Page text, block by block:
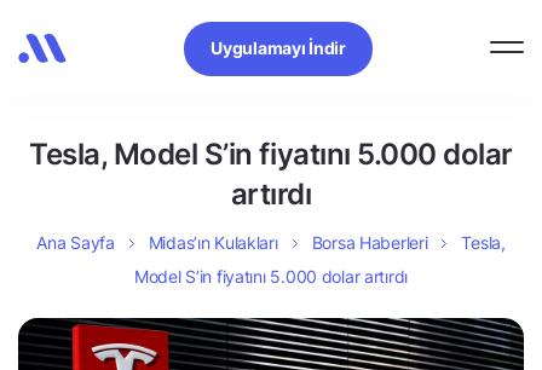
Uygulamayı İndir
Tesla, Model S’in fiyatını 5.000 dolar
artırdı
Ana Sayfa Midas’ın Kulakları Borsa Haberleri
Tesla,
Model S’in fiyatını 5.000 dolar artırdı